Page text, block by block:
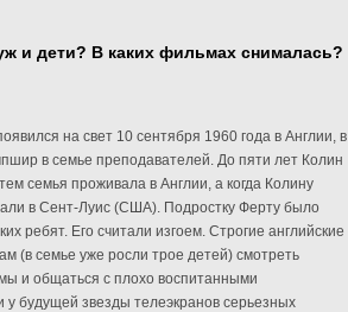
и дети? В каких фильмах снималась?
на свет 10 сентября 1960 года в Англии, в
в семье преподавателей. До пяти лет Колин
семья проживала в Англии, а когда Колину
в Сент-Луис (США). Подростку Ферту было
ребят. Его считали изгоем. Строгие английские
(в семье уже росли трое детей) смотреть
и общаться с плохо воспитанными
у будущей звезды телеэкранов серьезных